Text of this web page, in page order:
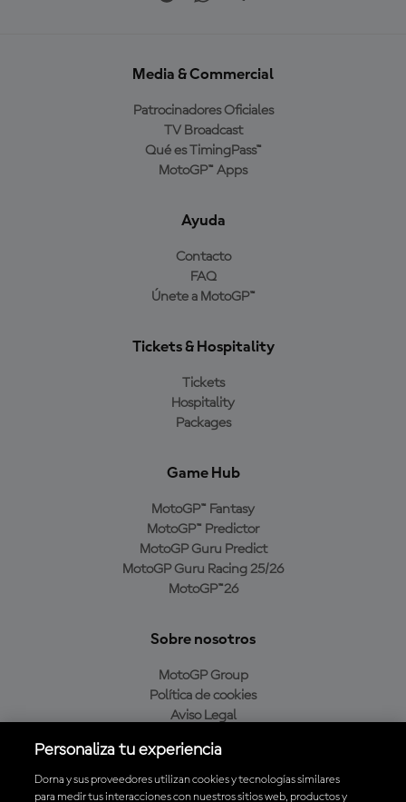
Media & Commercial
Patrocinadores Oficiales
TV Broadcast
Qué es TimingPass™
MotoGP™ Apps
Ayuda
Contacto
FAQ
Únete a MotoGP™
Tickets & Hospitality
Tickets
Hospitality
Packages
Game Hub
MotoGP™ Fantasy
MotoGP™ Predictor
MotoGP Guru Predict
MotoGP Guru Racing 25/26
MotoGP™26
Sobre nosotros
MotoGP Group
Política de cookies
Aviso Legal
Política de compra
Personaliza tu experiencia
Dorna y sus proveedores utilizan cookies y tecnologías similares
para medir tus interacciones con nuestros sitios web, productos y